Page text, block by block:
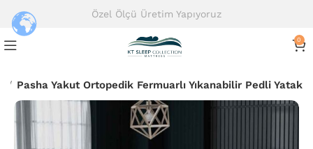
Özel Ölçü Üretim Yapıyoruz
0
Pasha Yakut Ortopedik Fermuarlı Yıkanabilir Pedli Yatak